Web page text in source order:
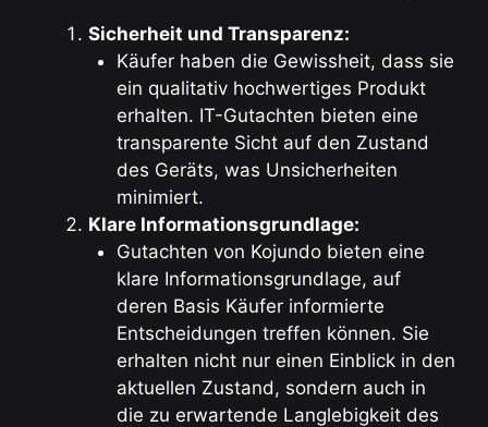
Sicherheit und Transparenz:
Käufer haben die Gewissheit, dass sie
ein qualitativ hochwertiges Produkt
erhalten. IT-Gutachten bieten eine
transparente Sicht auf den Zustand
des Geräts, was Unsicherheiten
minimiert.
Klare Informationsgrundlage:
Gutachten von Kojundo bieten eine
klare Informationsgrundlage, auf
deren Basis Käufer informierte
Entscheidungen treffen können. Sie
erhalten nicht nur einen Einblick in den
aktuellen Zustand, sondern auch in
die zu erwartende Langlebigkeit des